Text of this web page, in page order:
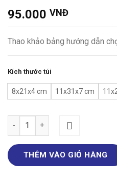
95.000 VNĐ
Thao khảo bảng hướng dẫn
Kích thước túi
8x21x4 cm 11x31x7 cm
Túi bạc 4 biên phủ mờ (1kg) số
THÊM VÀO GIỎ HÀNG